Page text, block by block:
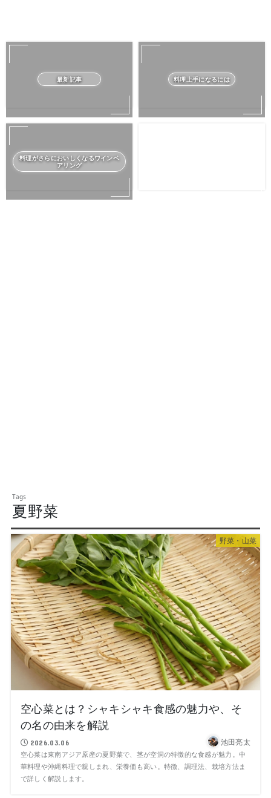
最新記事 料理上手になるには
料理がさらにおいしくなるワインペ
アリング
夏野菜
野菜・山菜
空心菜とは？シャキシャキ食感の魅力や、そ
の名の由来を解説
2026.03.06 池田亮太
空心菜は東南アジア原産の夏野菜で、茎が空洞の特徴的な食感が魅力。中
華料理や沖縄料理で親しまれ、栄養価も高い。特徴、調理法、栽培方法ま
で詳しく解説します。